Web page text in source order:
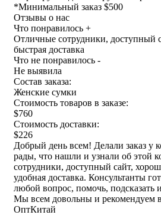
*Минимальный заказ $500
Отзывы о нас
Что понравилось +
Отличные сотрудники, доступный
быстрая доставка
Что не понравилось -
Не выявила
Состав заказа:
Женские сумки
Стоимость товаров в заказе:
$760
Стоимость доставки:
$226
Добрый день всем! Делали заказ у
рады, что нашли и узнали об этой
сотрудники, доступный сайт,
удобная доставка. Консультанты
любой вопрос, помочь, подсказать
Мы всем довольны и рекомендуем
ОптКитай